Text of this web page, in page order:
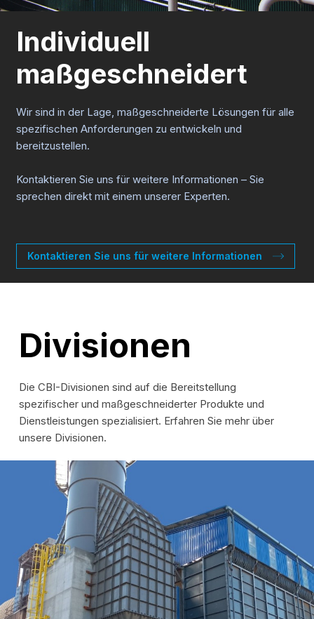
Individuell
maßgeschneidert
Wir sind in der Lage, maßgeschneiderte Lösungen für alle
spezifischen Anforderungen zu entwickeln und
bereitzustellen.
Kontaktieren Sie uns für weitere Informationen – Sie
sprechen direkt mit einem unserer Experten.
Kontaktieren Sie uns für weitere Informationen
Divisionen
Die CBI-Divisionen sind auf die Bereitstellung
spezifischer und maßgeschneiderter Produkte und
Dienstleistungen spezialisiert. Erfahren Sie mehr über
unsere Divisionen.